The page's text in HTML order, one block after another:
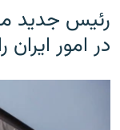
رئیس جدید
در امور ایران